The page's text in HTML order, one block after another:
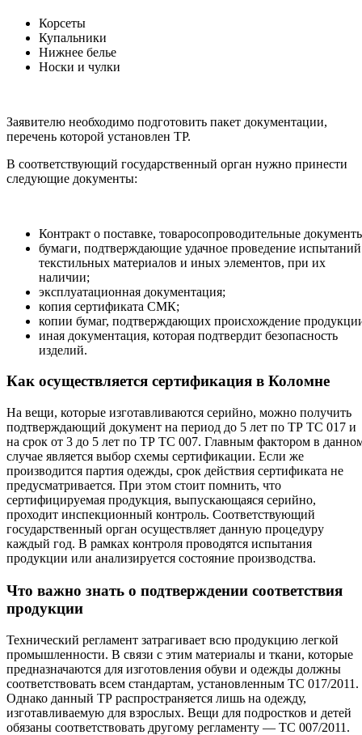
Корсеты
Купальники
Нижнее белье
Носки и чулки
Заявителю необходимо подготовить пакет документации,
перечень которой установлен ТР.
В соответствующий государственный орган нужно принести
следующие документы:
Контракт о поставке, товаросопроводительные
бумаги, подтверждающие удачное проведение испытаний
текстильных материалов и иных элементов, при их
наличии;
эксплуатационная документация;
копия сертификата СМК;
копии бумаг, подтверждающих происхождение
иная документация, которая подтвердит безопасность
изделий.
Как осуществляется сертификация в Коломне
На вещи, которые изготавливаются серийно, можно получить
подтверждающий документ на период до 5 лет по ТР ТС 017 и
на срок от 3 до 5 лет по ТР ТС 007. Главным фактором в
случае является выбор схемы сертификации. Если же
производится партия одежды, срок действия сертификата не
предусматривается. При этом стоит помнить, что
сертифицируемая продукция, выпускающаяся серийно,
проходит инспекционный контроль. Соответствующий
государственный орган осуществляет данную процедуру
каждый год. В рамках контроля проводятся испытания
продукции или анализируется состояние производства.
Что важно знать о подтверждении соответствия
продукции
Технический регламент затрагивает всю продукцию легкой
промышленности. В связи с этим материалы и ткани, которые
предназначаются для изготовления обуви и одежды должны
соответствовать всем стандартам, установленным ТС 017/2011.
Однако данный ТР распространяется лишь на одежду,
изготавливаемую для взрослых. Вещи для подростков и детей
обязаны соответствовать другому регламенту — ТС 007/2011.